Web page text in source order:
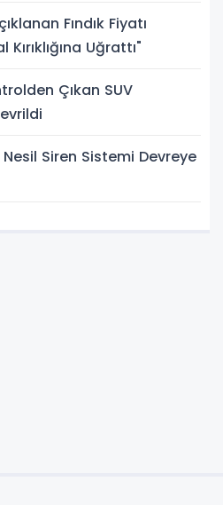
Fındık Fiyatı
Uğrattı"
Çıkan SUV
Siren Sistemi Devreye